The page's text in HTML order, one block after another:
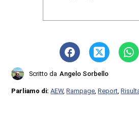
Scritto da Angelo Sorbello
Parliamo di:AEW,Rampage ,Report ,